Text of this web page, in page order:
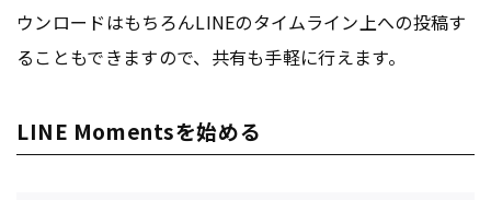
ウンロードはもちろんLINEのタイムライン上への投稿す
ることもできますので、共有も手軽に行えます。
LINE Momentsを始める